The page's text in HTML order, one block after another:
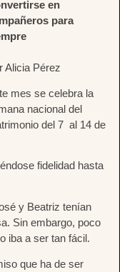
en
para
Alicia Pérez
mes se celebra la
nacional del
del 7 al 14 de
fidelidad hasta
y Beatriz tenían
Sin embargo, poco
iba a ser tan fácil.
que ha de ser